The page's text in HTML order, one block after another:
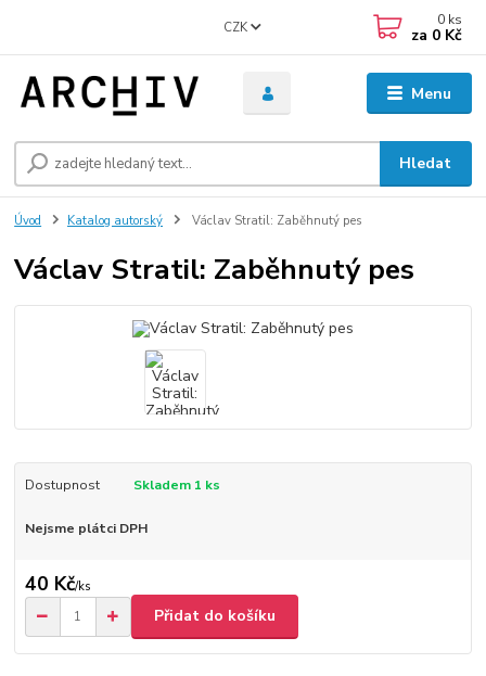
Menu
CZK
Hledat
0 ks
za 0 Kč
Úvod Katalog autorský Václav Stratil: Zaběhnutý pes
Václav Stratil: Zaběhnutý pes
Dostupnost Skladem 1 ks
Nejsme plátci DPH
40 Kč/ks
Přidat do košíku